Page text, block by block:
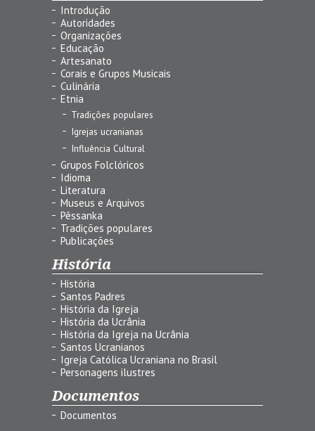
Introdução
Autoridades
Organizações
Educação
Artesanato
Corais e Grupos Musicais
Culinária
Etnia
Tradições populares
Igrejas ucranianas
Influência Cultural
Grupos Folclóricos
Idioma
Literatura
Museus e Arquivos
Pêssanka
Tradições populares
Publicações
História
História
Santos Padres
História da Igreja
História da Ucrânia
História da Igreja na Ucrânia
Santos Ucranianos
Igreja Católica Ucraniana no Brasil
Personagens ilustres
Documentos
Documentos